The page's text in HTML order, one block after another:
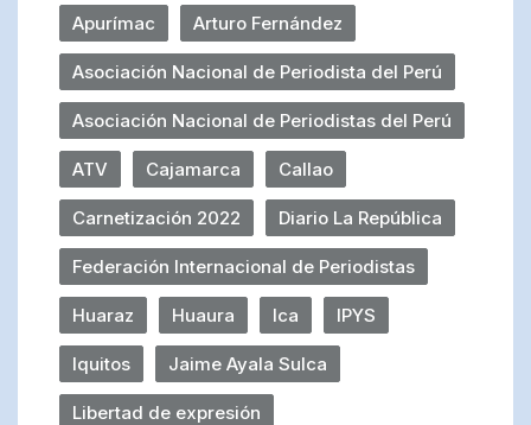
Apurímac Arturo Fernández
Asociación Nacional de Periodista del Perú
Asociación Nacional de Periodistas del Perú
ATV Cajamarca Callao
Carnetización 2022 Diario La República
Federación Internacional de Periodistas
Huaraz Huaura Ica IPYS
Iquitos Jaime Ayala Sulca
Libertad de expresión